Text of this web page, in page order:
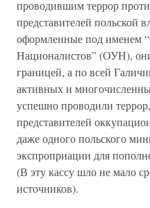
проводившим террор
представителей польской
оформленные под именем
Националистов” (ОУН),
границей, а по всей
активных и
успешно проводили
представителей
даже одного польского
экспроприации для
(В эту кассу шло не мало
источников).